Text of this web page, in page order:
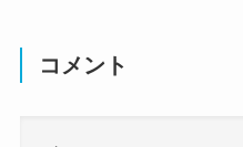
コメント